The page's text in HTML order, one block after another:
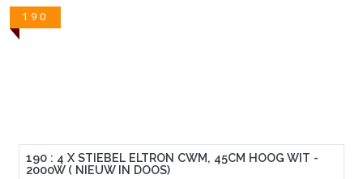
190
190 : 4 X STIEBEL ELTRON CWM, 45CM HOOG WIT -
2000W ( NIEUW IN DOOS)